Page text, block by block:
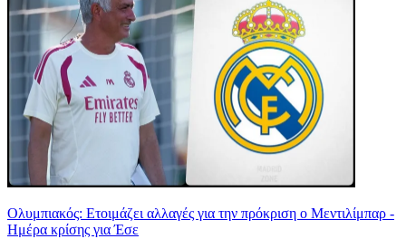
Ολυμπιακός: Ετοιμάζει αλλαγές για την πρόκριση ο Μεντιλίμπαρ -
Ημέρα κρίσης για Έσε